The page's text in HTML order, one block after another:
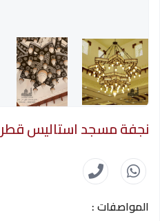
نجفة مسجد استاليس قطر 3 متر 2 دور
المواصفات :